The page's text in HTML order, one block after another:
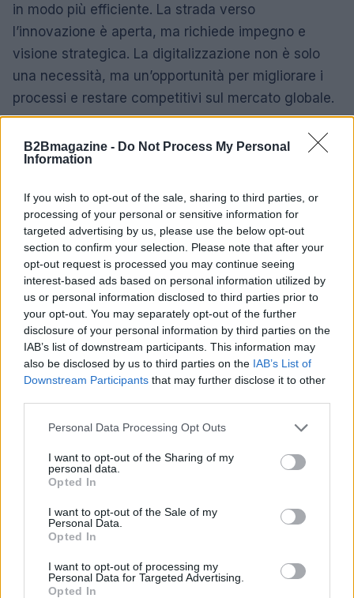
B2Bmagazine - Do Not Process My Personal
Information
If you wish to opt-out of the sale, sharing to third parties, or
processing of your personal or sensitive information for
targeted advertising by us, please use the below opt-out
section to confirm your selection. Please note that after your
opt-out request is processed you may continue seeing
interest-based ads based on personal information utilized by
us or personal information disclosed to third parties prior to
your opt-out. You may separately opt-out of the further
disclosure of your personal information by third parties on the
IAB’s list of downstream participants. This information may
also be disclosed by us to third parties on the IAB’s List of
Downstream Participants that may further disclose it to other
Please note that this website/app uses one or more Google
not limited to your visit or usage behaviour. You may click to
grant or deny consent to Google and its third-party tags to
use your data for below specified purposes in below Google
consent section.
Personal Data Processing Opt Outs
I want to opt-out of the Sharing of my
personal data.
Opted In
I want to opt-out of the Sale of my
Personal Data.
Opted In
I want to opt-out of processing my
Personal Data for Targeted Advertising.
Opted In
in modo più efficiente. La strada verso
l’innovazione è aperta, ma richiede impegno e
visione strategica. La digitalizzazione non è solo
una necessità, ma un’opportunità per migliorare i
processi e restare competitivi sul mercato globale.
AUTORE
Continua a leggere